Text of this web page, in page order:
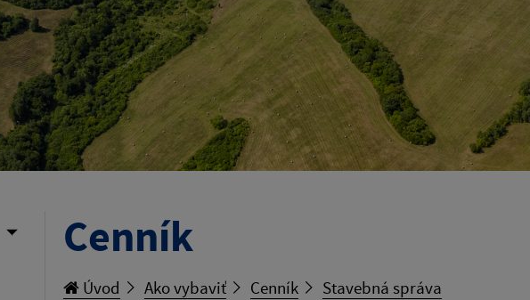
Cenník
Úvod Ako vybaviť Cenník Stavebná správa